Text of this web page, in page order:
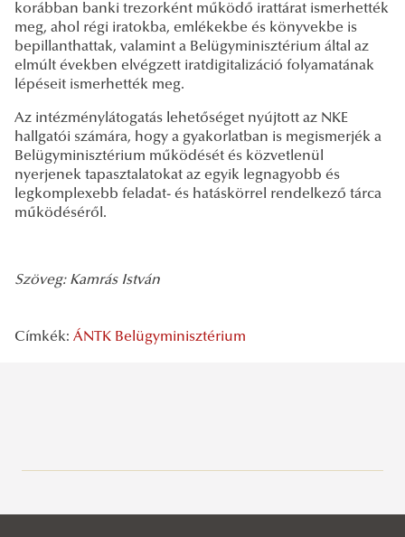
korábban banki trezorként működő irattárat ismerhették
meg, ahol régi iratokba, emlékekbe és könyvekbe is
bepillanthattak, valamint a Belügyminisztérium által az
elmúlt években elvégzett iratdigitalizáció folyamatának
lépéseit ismerhették meg.
Az intézménylátogatás lehetőséget nyújtott az NKE
hallgatói számára, hogy a gyakorlatban is megismerjék a
Belügyminisztérium működését és közvetlenül
nyerjenek tapasztalatokat az egyik legnagyobb és
legkomplexebb feladat- és hatáskörrel rendelkező tárca
működéséről.
Szöveg: Kamrás István
Címkék: ÁNTK Belügyminisztérium